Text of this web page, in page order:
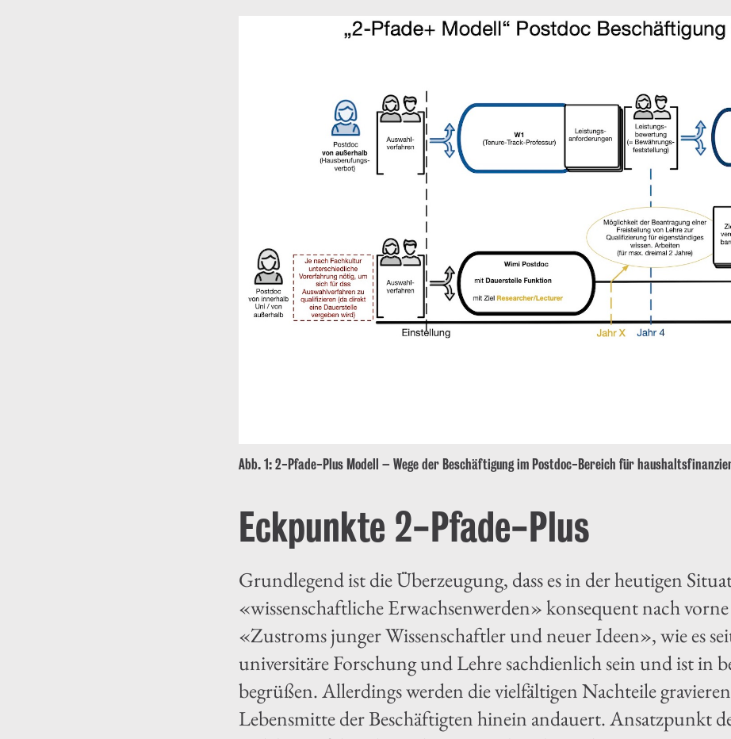
Abb. 1: 2-Pfade-Plus Modell – Wege der Beschäftigung im Postdoc-Bereich für
Eckpunkte 2-Pfade-Plus
Grundlegend ist die Überzeugung, dass es in der heutigen
«wissenschaftliche Erwachsenwerden» konsequent nach vorne
«Zustroms junger Wissenschaftler und neuer Ideen», wie es
universitäre Forschung und Lehre sachdienlich sein und ist in
begrüßen. Allerdings werden die vielfältigen Nachteile
Lebensmitte der Beschäftigten hinein andauert. Ansatzpunkt